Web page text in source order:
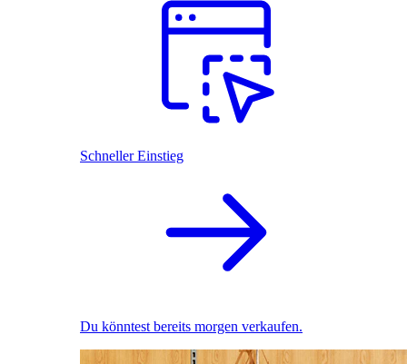
Schneller Einstieg
Du könntest bereits morgen verkaufen.